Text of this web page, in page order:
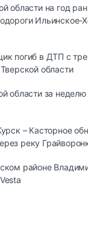
области на год
Ильинское-
погиб в ДТП с
области
области за
– Касторное
реку
районе